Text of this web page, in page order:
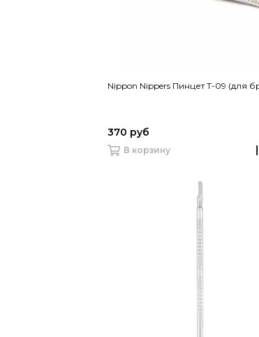
Nippon Nippers Пинцет T-09 (для
370 руб
В корзину